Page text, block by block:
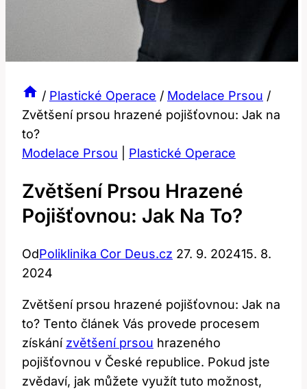
/ Plastické Operace / Modelace Prsou /
Zvětšení prsou hrazené pojišťovnou: Jak na
to?
Modelace Prsou
Plastické Operace
Zvětšení Prsou Hrazené
Pojišťovnou: Jak Na To?
OdPoliklinika Cor Deus.cz 27. 9. 202415. 8.
2024
Zvětšení prsou hrazené pojišťovnou: Jak na
to? Tento článek Vás provede procesem
získání zvětšení prsou hrazeného
pojišťovnou v České republice. Pokud jste
zvědaví, jak můžete využít tuto možnost,